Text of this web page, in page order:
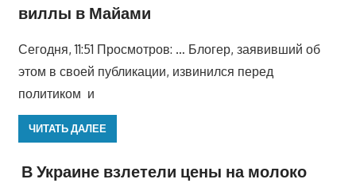
виллы в Майами
Сегодня, 11:51 Просмотров: … Блогер, заявивший об
этом в своей публикации, извинился перед
политиком и
ЧИТАТЬ ДАЛЕЕ
В Украине взлетели цены на молоко